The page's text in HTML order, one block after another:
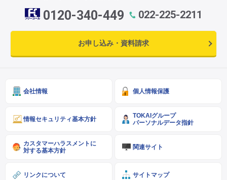
0120-340-449 022-225-2211
お申し込み・資料請求
会社情報 個人情報保護
情報セキュリティ基本方針
TOKAIグループ
パーソナルデータ指針
カスタマーハラスメントに
対する基本方針
関連サイト
リンクについて サイトマップ